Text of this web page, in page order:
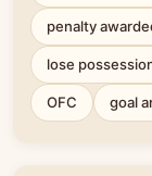
penalty
lose
OFC goal